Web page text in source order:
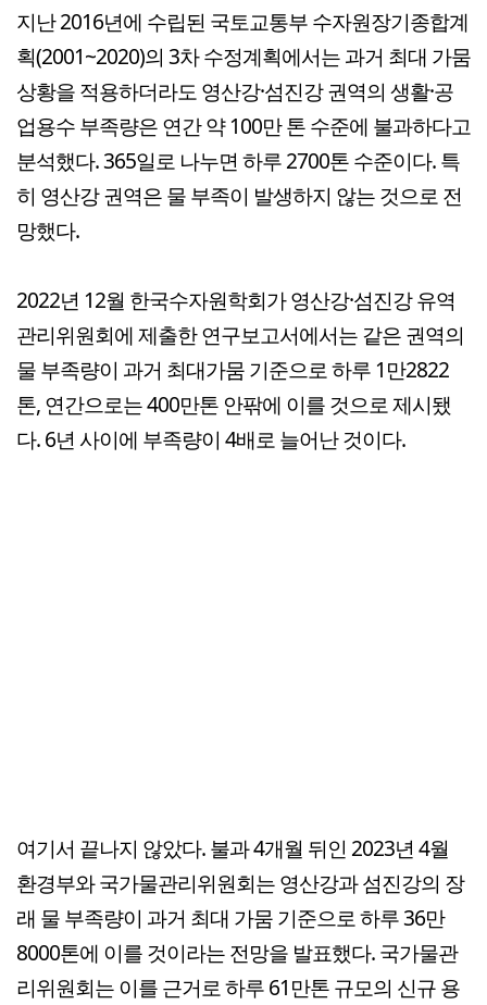
지난 2016년에 수립된 국토교통부 수자원장기종합계
획(2001~2020)의 3차 수정계획에서는 과거 최대 가뭄
상황을 적용하더라도 영산강·섬진강 권역의 생활·공
업용수 부족량은 연간 약 100만 톤 수준에 불과하다고
분석했다. 365일로 나누면 하루 2700톤 수준이다.특
히 영산강 권역은 물 부족이 발생하지 않는 것으로 전
망했다.
2022년 12월 한국수자원학회가 영산강·섬진강 유역
관리위원회에 제출한 연구보고서에서는 같은 권역의
물 부족량이 과거 최대가뭄 기준으로 하루 1만2822
톤, 연간으로는 400만톤 안팎에 이를 것으로 제시됐
다. 6년 사이에 부족량이 4배로 늘어난 것이다.
여기서 끝나지 않았다.불과 4개월 뒤인 2023년 4월
환경부와 국가물관리위원회는 영산강과 섬진강의 장
래 물 부족량이 과거 최대 가뭄 기준으로 하루 36만
8000톤에 이를 것이라는 전망을 발표했다. 국가물관
리위원회는 이를 근거로 하루 61만톤 규모의 신규 용